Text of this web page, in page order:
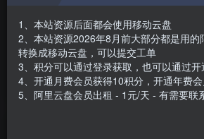
免费
安装包大小
游戏本体大小
1、本站资源后面都会使用移动云盘
2、本站资源2026年8月前大部分都是用的
转换成移动云盘，可以提交工单
3、积分可以通过登录获取，也可以通过
4、开通月费会员获得10积分，开通年费
5、阿里云盘会员出租 - 1元/天 - 有需要联